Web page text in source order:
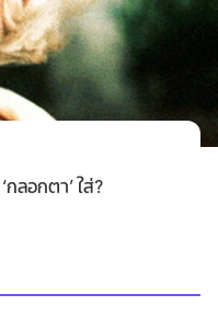
ลอกตา’ ใส่?